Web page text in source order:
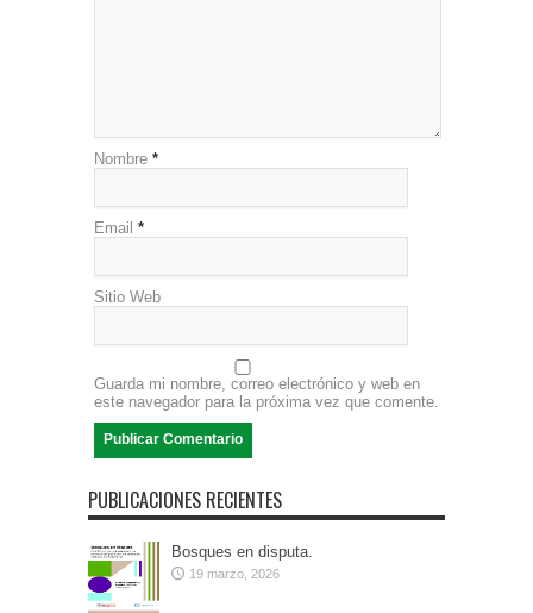
Nombre *
Email *
Sitio Web
Guarda mi nombre, correo electrónico y web en
este navegador para la próxima vez que comente.
PUBLICACIONES RECIENTES
Bosques en disputa.
19 marzo, 2026